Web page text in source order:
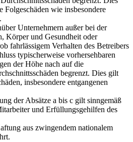
Folgeschäden wie insbesondere
Unternehmern außer bei der
Körper und Gesundheit oder
fahrlässigem Verhalten des Betreibers
typischerweise vorhersehbaren
der Höhe nach auf die
begrenzt. Dies gilt
insbesondere entgangenen
der Absätze a bis c gilt sinngemäß
und Erfüllungsgehilfen des
aus zwingendem nationalem